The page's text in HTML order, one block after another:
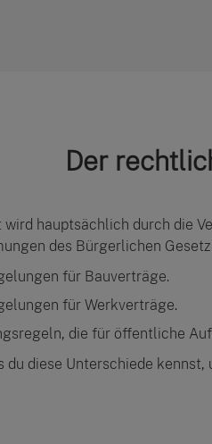
Der
hauptsächlich durch die
des Bürgerlichen
für Bauverträge.
für Werkverträge.
die für öffentliche
du diese Unterschiede